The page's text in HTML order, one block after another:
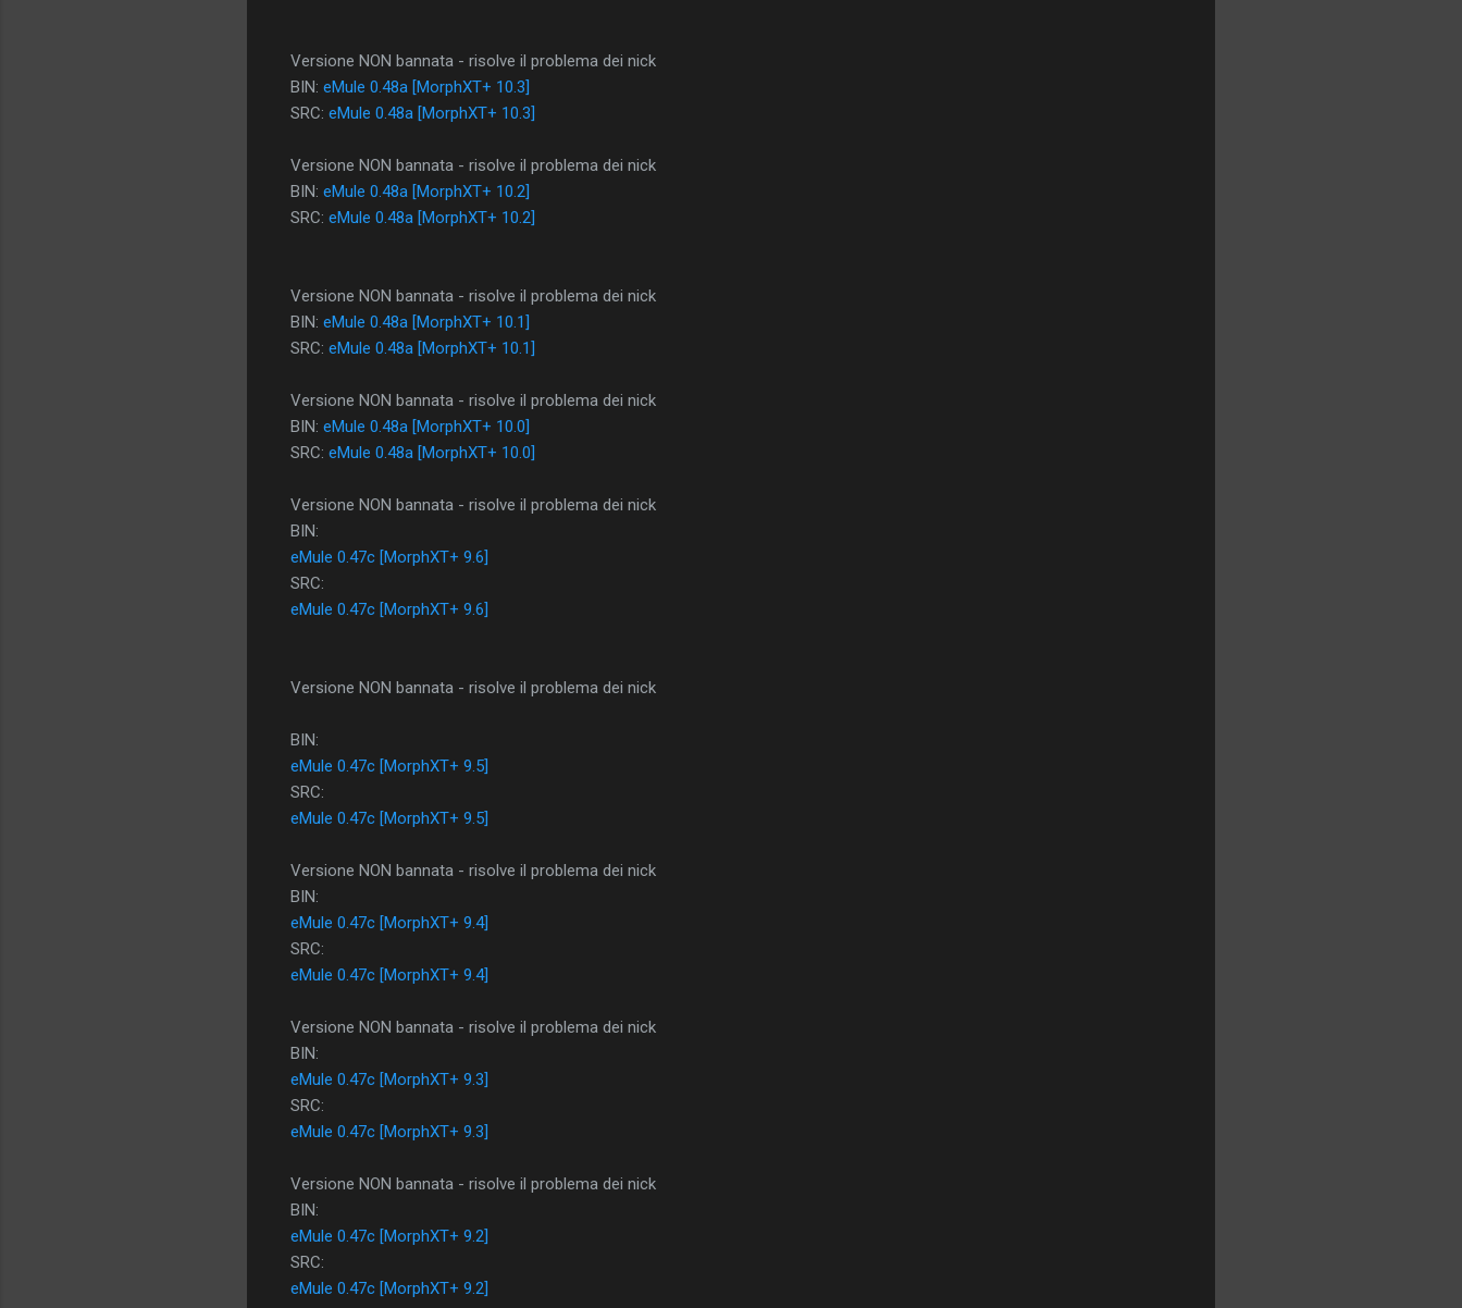
Versione NON bannata - risolve il problema dei nick
BIN: eMule 0.48a [MorphXT+ 10.3]
SRC: eMule 0.48a [MorphXT+ 10.3]
Versione NON bannata - risolve il problema dei nick
BIN: eMule 0.48a [MorphXT+ 10.2]
SRC: eMule 0.48a [MorphXT+ 10.2]
Versione NON bannata - risolve il problema dei nick
BIN: eMule 0.48a [MorphXT+ 10.1]
SRC: eMule 0.48a [MorphXT+ 10.1]
Versione NON bannata - risolve il problema dei nick
BIN: eMule 0.48a [MorphXT+ 10.0]
SRC: eMule 0.48a [MorphXT+ 10.0]
Versione NON bannata - risolve il problema dei nick
BIN:
eMule 0.47c [MorphXT+ 9.6]
SRC:
eMule 0.47c [MorphXT+ 9.6]
Versione NON bannata - risolve il problema dei nick
BIN:
eMule 0.47c [MorphXT+ 9.5]
SRC:
eMule 0.47c [MorphXT+ 9.5]
Versione NON bannata - risolve il problema dei nick
BIN:
eMule 0.47c [MorphXT+ 9.4]
SRC:
eMule 0.47c [MorphXT+ 9.4]
Versione NON bannata - risolve il problema dei nick
BIN:
eMule 0.47c [MorphXT+ 9.3]
SRC:
eMule 0.47c [MorphXT+ 9.3]
Versione NON bannata - risolve il problema dei nick
BIN:
eMule 0.47c [MorphXT+ 9.2]
SRC:
eMule 0.47c [MorphXT+ 9.2]